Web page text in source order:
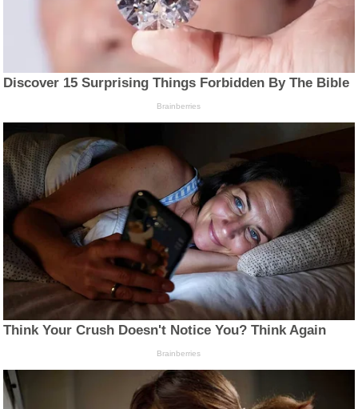
Discover 15 Surprising Things Forbidden By The Bible
Brainberries
Think Your Crush Doesn't Notice You? Think Again
Brainberries